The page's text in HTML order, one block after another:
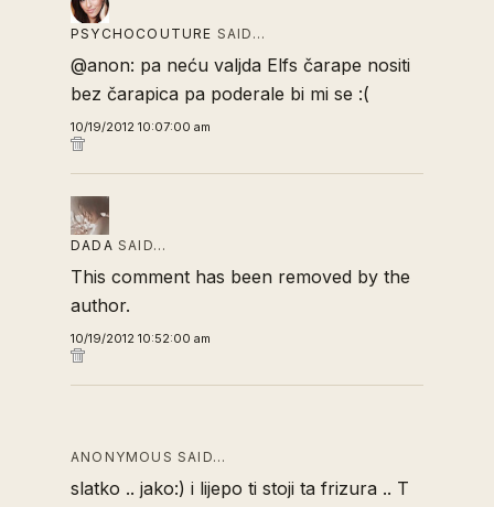
PSYCHOCOUTURE SAID…
@anon: pa neću valjda Elfs čarape nositi
bez čarapica pa poderale bi mi se :(
10/19/2012 10:07:00 am
DADA SAID…
This comment has been removed by the
author.
10/19/2012 10:52:00 am
ANONYMOUS SAID…
slatko .. jako:) i lijepo ti stoji ta frizura .. T